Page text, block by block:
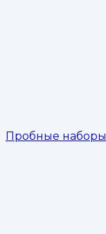
Пробные наборы